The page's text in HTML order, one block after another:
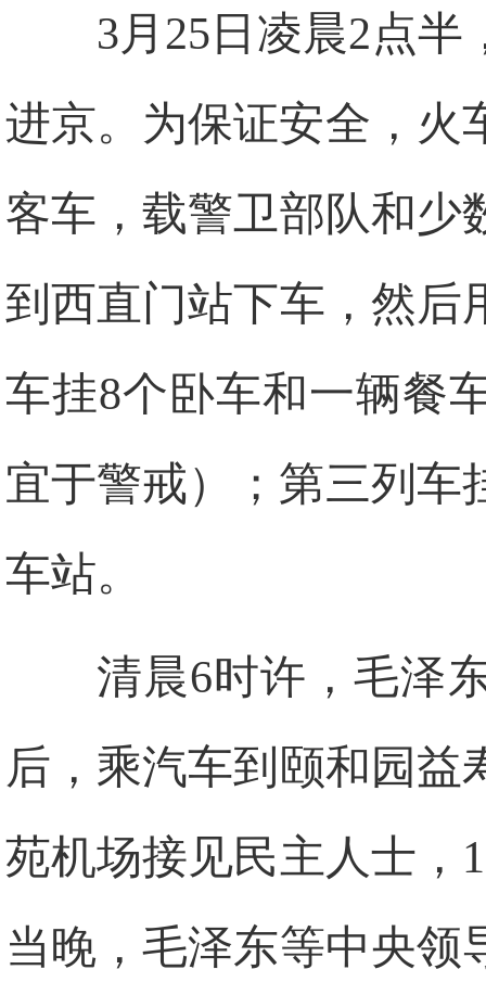
3月25日凌晨2点半
进京。为保证安全，火
客车，载警卫部队和少
到西直门站下车，然后
车挂8个卧车和一辆餐
宜于警戒）；第三列车
车站。
清晨6时许，毛泽
后，乘汽车到颐和园益
苑机场接见民主人士，
当晚，毛泽东等中央领